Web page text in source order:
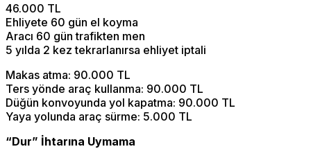
46.000 TL
Ehliyete 60 gün el koyma
Aracı 60 gün trafikten men
5 yılda 2 kez tekrarlanırsa ehliyet iptali
Makas atma: 90.000 TL
Ters yönde araç kullanma: 90.000 TL
Düğün konvoyunda yol kapatma: 90.000 TL
Yaya yolunda araç sürme: 5.000 TL
“Dur” İhtarına Uymama